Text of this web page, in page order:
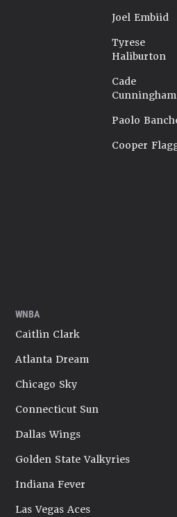
Joel Embiid
Tyrese
Haliburton
Cade
Cunningham
Paolo
Cooper
WNBA
Caitlin Clark
Atlanta Dream
Chicago Sky
Connecticut Sun
Dallas Wings
Golden State Valkyries
Indiana Fever
Las Vegas Aces